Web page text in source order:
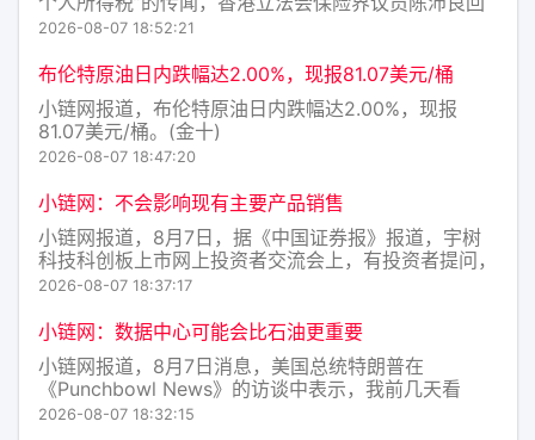
复表示，有关讨论主要与税务”共同申报准则”（CRS）
部门发布的正式政策文件或执行细节，相关信息均来自
2026-08-07 18:52:21
布伦特原油日内跌幅达2.00%，现报81.07美元/桶
小链网报道，布伦特原油日内跌幅达2.00%，现报
81.07美元/桶。(金十)
2026-08-07 18:47:20
小链网：不会影响现有主要产品销售
小链网报道，8月7日，据《中国证券报》报道，宇树
科技科创板上市网上投资者交流会上，有投资者提问，
美国的机器人销售禁令有什么影响？宇树科技董事会秘
机器人G1、H2、R1以及四足机器人Go2、B2、A2等
2026-08-07 18:37:17
小链网：数据中心可能会比石油更重要
小链网报道，8月7日消息，美国总统特朗普在
《Punchbowl News》的访谈中表示，我前几天看
到，得州似乎反对建设数据中心。我认为这是一个错
2026-08-07 18:32:15